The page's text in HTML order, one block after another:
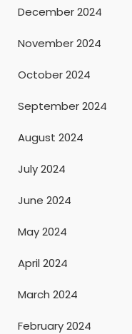
December 2024
November 2024
October 2024
September 2024
August 2024
July 2024
June 2024
May 2024
April 2024
March 2024
February 2024